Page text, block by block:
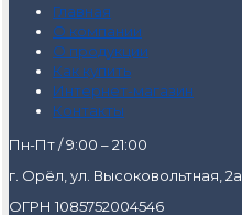
Главная
О компании
О продукции
Как купить
Интернет-магазин
Контакты
Пн-Пт / 9:00 – 21:00
г. Орёл, ул. Высоковольтная, 2а
ОГРН 1085752004546